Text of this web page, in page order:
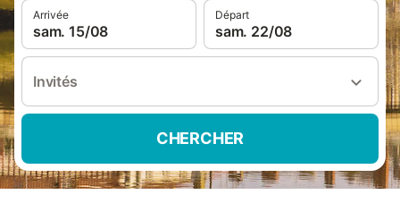
Arrivée
sam. 15/08
Départ
sam. 22/08
Invités
CHERCHER